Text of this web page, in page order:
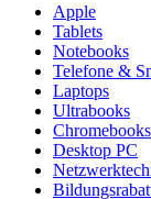
Apple
Tablets
Notebooks
Telefone &
Laptops
Ultrabooks
Chromebooks
Desktop PC